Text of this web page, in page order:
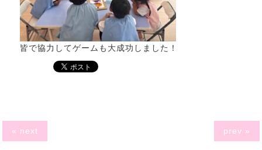
皆で協力してゲームも大成功しました！
« next prev »